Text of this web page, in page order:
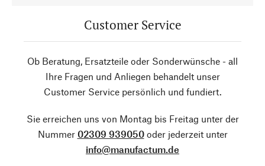
Customer Service
Ob Beratung, Ersatzteile oder Sonderwünsche - all
Ihre Fragen und Anliegen behandelt unser
Customer Service persönlich und fundiert.
Sie erreichen uns von Montag bis Freitag unter der
Nummer 02309 939050oder jederzeit unter
info@manufactum.de